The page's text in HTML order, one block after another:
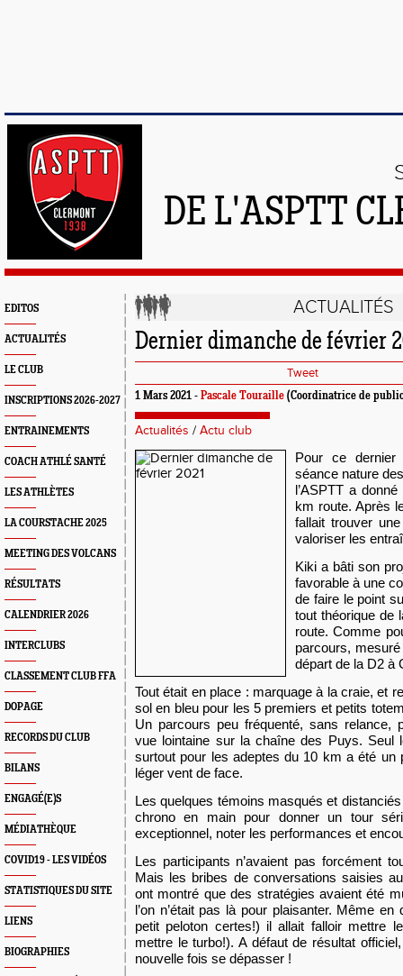
DE L'ASPTT
EDITOS
ACTUALITÉS
LE CLUB
INSCRIPTIONS 2026-2027
ENTRAINEMENTS
COACH ATHLÉ SANTÉ
LES ATHLÈTES
LA COURSTACHE 2025
MEETING DES VOLCANS
RÉSULTATS
CALENDRIER 2026
INTERCLUBS
CLASSEMENT CLUB FFA
DOPAGE
RECORDS DU CLUB
BILANS
ENGAGÉ(E)S
MÉDIATHÈQUE
COVID19 - LES VIDÉOS
STATISTIQUES DU SITE
LIENS
BIOGRAPHIES
ACTUALITÉS
Dernier dimanche de février
Tweet
1 Mars 2021 - Pascale Touraille (Coordinatrice de
Actualités / Actu club
Pour ce dernier
séance nature des
l’ASPTT a
km route. Après
fallait trouver
valoriser les
Kiki a bâti son
favorable à une
de faire le point
tout théorique de
route. Comme
parcours,
départ de la D2 à
Tout était en place : marquage à la craie, et
sol en bleu pour les 5 premiers et petits
Un parcours peu fréquenté, sans relance,
vue lointaine sur la chaîne des Puys. Seul
surtout pour les adeptes du 10 km a été un
léger vent de face.
Lesquelques témoins masqués et
chrono en main pour donner un tour
exceptionnel, noter les performances et
Les participants n’avaient pas forcément
Mais les bribes de conversations saisies
ont montré que des stratégies avaient été
l’on n’était pas là pour plaisanter. Même en
petit peloton certes!) il allait falloir mettre
mettre le turbo!). A défaut de résultat
nouvelle fois se dépasser !